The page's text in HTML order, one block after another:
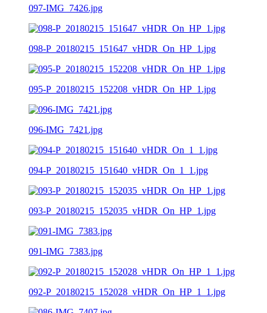
097-IMG_7426.jpg
098-P_20180215_151647_vHDR_On_HP_1.jpg
095-P_20180215_152208_vHDR_On_HP_1.jpg
096-IMG_7421.jpg
094-P_20180215_151640_vHDR_On_1_1.jpg
093-P_20180215_152035_vHDR_On_HP_1.jpg
091-IMG_7383.jpg
092-P_20180215_152028_vHDR_On_HP_1_1.jpg